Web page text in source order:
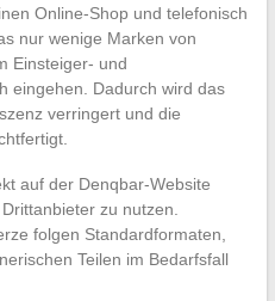
Online-Shop und telefonisch
nur wenige Marken von
Einsteiger- und
eingehen. Dadurch wird das
verringert und die
auf der Denqbar-Website
zu nutzen.
folgen Standardformaten,
Teilen im Bedarfsfall